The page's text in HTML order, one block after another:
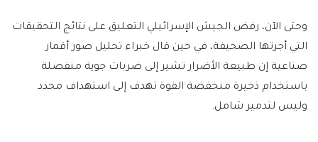
وحتى الآن، رفض الجيش الإسرائيلي التعليق على نتائج التحقيقات
التي أجرتها الصحيفة، في حين قال خبراء تحليل صور أقمار
صناعية إن طبيعة الأضرار تشير إلى ضربات جوية منفصلة
باستخدام ذخيرة منخفضة القوة تهدف إلى استهداف محدد
وليس لتدمير شامل.